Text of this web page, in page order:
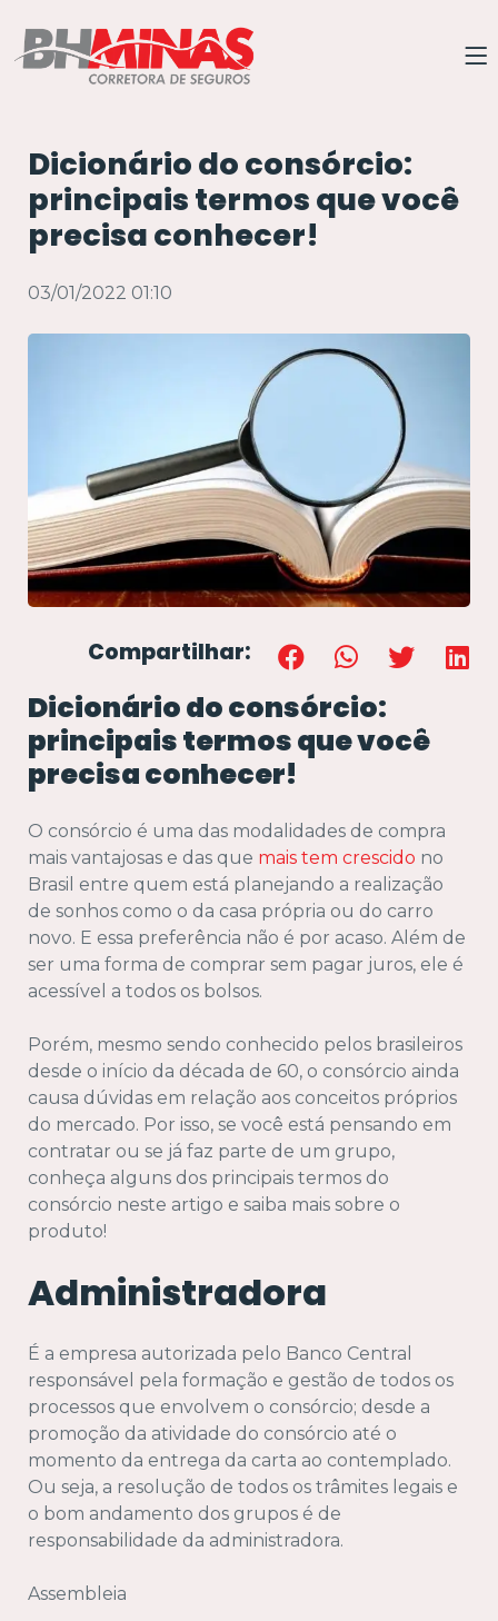
Dicionário do consórcio:
principais termos que você
precisa conhecer!
03/01/2022 01:10
Compartilhar:
Dicionário do consórcio:
principais termos que você
precisa conhecer!
O consórcio é uma das modalidades de compra
mais vantajosas e das que mais tem crescido no
Brasil entre quem está planejando a realização
de sonhos como o da casa própria ou do carro
novo. E essa preferência não é por acaso. Além de
ser uma forma de comprar sem pagar juros, ele é
acessível a todos os bolsos.
Porém, mesmo sendo conhecido pelos brasileiros
desde o início da década de 60, o consórcio ainda
causa dúvidas em relação aos conceitos próprios
do mercado. Por isso, se você está pensando em
contratar ou se já faz parte de um grupo,
conheça alguns dos principais termos do
consórcio neste artigo e saiba mais sobre o
produto!
Administradora
É a empresa autorizada pelo Banco Central
responsável pela formação e gestão de todos os
processos que envolvem o consórcio; desde a
promoção da atividade do consórcio até o
momento da entrega da carta ao contemplado.
Ou seja, a resolução de todos os trâmites legais e
o bom andamento dos grupos é de
responsabilidade da administradora.
Assembleia